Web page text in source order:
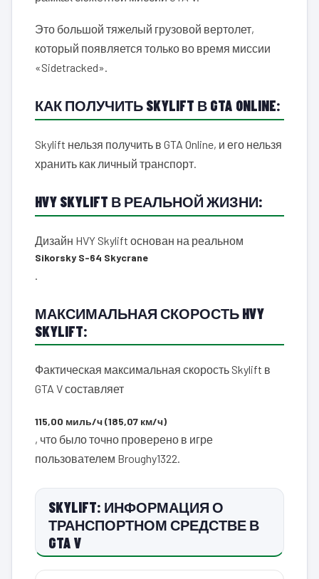
Это большой тяжелый грузовой вертолет,
который появляется только во время миссии
«Sidetracked».
КАК ПОЛУЧИТЬ SKYLIFT В GTA ONLINE:
Skylift нельзя получить в GTA Online, и его нельзя
хранить как личный транспорт.
HVY SKYLIFT В РЕАЛЬНОЙ ЖИЗНИ:
Дизайн HVY Skylift основан на реальном
Sikorsky S-64 Skycrane
.
МАКСИМАЛЬНАЯ СКОРОСТЬ HVY
SKYLIFT:
Фактическая максимальная скорость Skylift в
GTA V составляет
115,00 миль/ч (185,07 км/ч)
, что было точно проверено в игре
пользователем Broughy1322.
SKYLIFT: ИНФОРМАЦИЯ О
ТРАНСПОРТНОМ СРЕДСТВЕ В
GTA V